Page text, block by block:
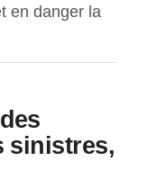
en danger la
sinistres,